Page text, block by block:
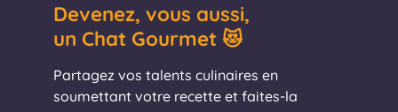
Devenez, vous aussi,
un Chat Gourmet 😻
Partagez vos talents culinaires en
soumettant votre recette et faites-la